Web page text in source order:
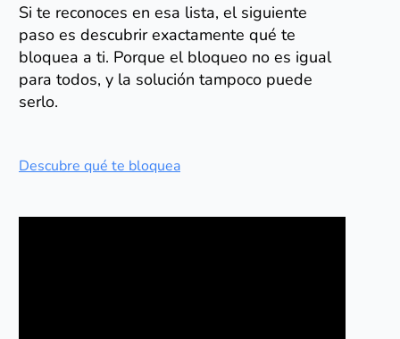
Si te reconoces en esa lista, el siguiente
paso es descubrir exactamente qué te
bloquea a ti. Porque el bloqueo no es igual
para todos, y la solución tampoco puede
serlo.
Descubre qué te bloquea